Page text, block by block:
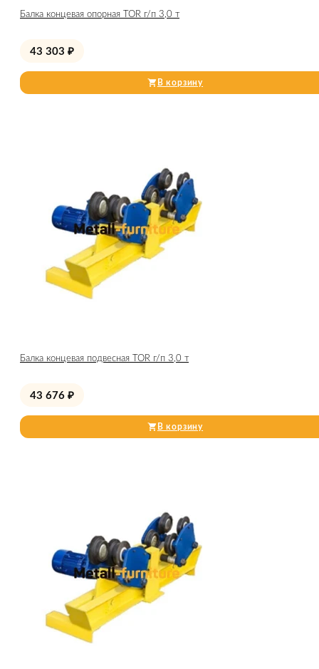
Балка концевая опорная TOR г/п 3,0 т
43 303 ₽
В корзину
Балка концевая подвесная TOR г/п 3,0 т
43 676 ₽
В корзину